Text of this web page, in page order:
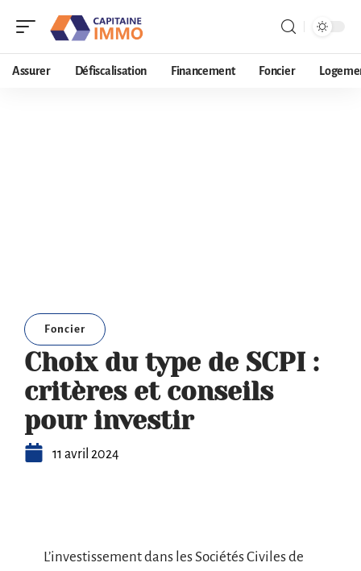
Assurer Défiscalisation Financement Foncier
Foncier
Choix du type de SCPI :
critères et conseils
pour investir
11 avril 2024
L’investissement dans les Sociétés Civiles de